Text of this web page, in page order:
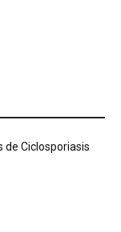
de Ciclosporiasis